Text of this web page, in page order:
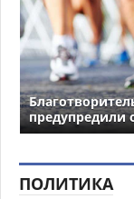
предупредили
ПОЛИТИКА